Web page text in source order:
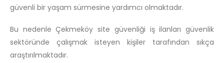
güvenli bir yaşam sürmesine yardımcı olmaktadır.
Bu nedenle Çekmeköy site güvenliği iş ilanları güvenlik
sektöründe çalışmak isteyen kişiler tarafından sıkça
araştırılmaktadır.